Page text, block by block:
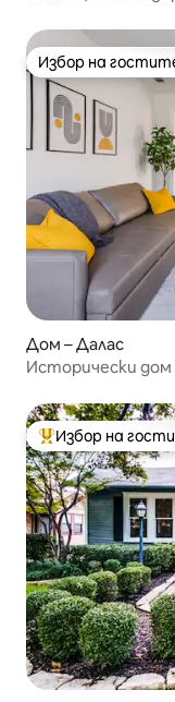
Избор на
Избор на
Дом – Далас
Исторически
Най-популярен
Избор на